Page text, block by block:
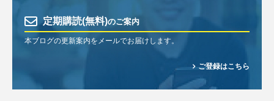
定期購読(無料)のご案内
本ブログの更新案内をメールでお届けします。
ご登録はこちら